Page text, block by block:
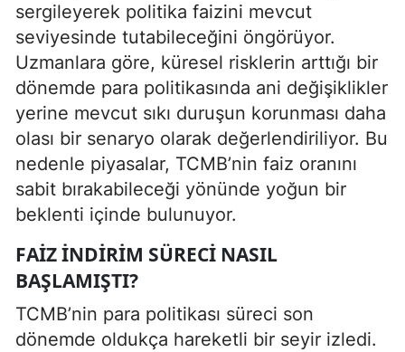
sergileyerek politika faizini mevcut
seviyesinde tutabileceğini öngörüyor.
Uzmanlara göre, küresel risklerin arttığı bir
dönemde para politikasında ani değişiklikler
yerine mevcut sıkı duruşun korunması daha
olası bir senaryo olarak değerlendiriliyor. Bu
nedenle piyasalar, TCMB’nin faiz oranını
sabit bırakabileceği yönünde yoğun bir
beklenti içinde bulunuyor.
FAIZ INDIRIM SÜRECI NASIL
BAŞLAMIŞTI?
TCMB’nin para politikası süreci son
dönemde oldukça hareketli bir seyir izledi.